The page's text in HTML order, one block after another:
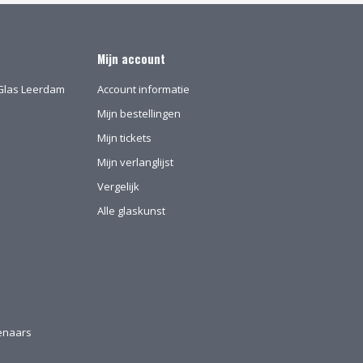
Leerdam
Mijn account
Account informatie
Mijn bestellingen
Mijn tickets
Mijn verlanglijst
Vergelijk
Alle glaskunst